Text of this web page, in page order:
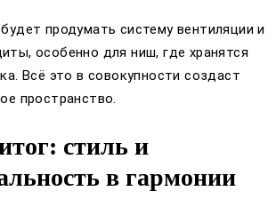
продумать систему вентиляции и
особенно для ниш, где хранятся
Всё это в совокупности создаст
пространство.
стиль и
в гармонии